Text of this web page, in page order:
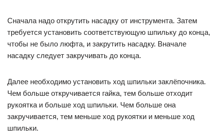
Сначала надо открутить насадку от инструмента. Затем
требуется установить соответствующую шпильку до конца,
чтобы не было люфта, и закрутить насадку. Вначале
насадку следует закручивать до конца.
Далее необходимо установить ход шпильки заклёпочника.
Чем больше откручивается гайка, тем больше отходит
рукоятка и больше ход шпильки. Чем больше она
закручивается, тем меньше ход рукоятки и меньше ход
шпильки.